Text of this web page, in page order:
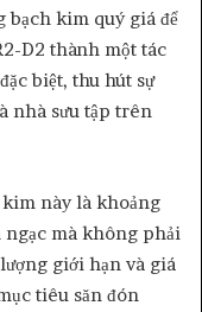
bạch kim quý giá để
D2 thành một tác
biệt, thu hút sự
nhà sưu tập trên
kim này là khoảng
ngạc mà không phải
giới hạn và giá
tiêu săn đón